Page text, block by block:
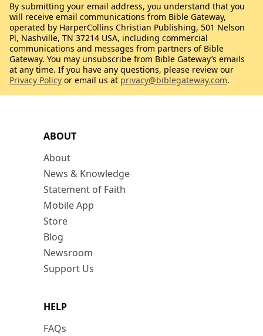
ABOUT
About
News & Knowledge
Statement of Faith
Mobile App
Store
Blog
Newsroom
Support Us
HELP
FAQs
By submitting your email address, you understand that you
will receive email communications from Bible Gateway,
operated by HarperCollins Christian Publishing, 501 Nelson
Pl, Nashville, TN 37214 USA, including commercial
communications and messages from partners of Bible
Gateway. You may unsubscribe from Bible Gateway’s emails
at any time. If you have any questions, please review our
Privacy Policy or email us at privacy@biblegateway.com.